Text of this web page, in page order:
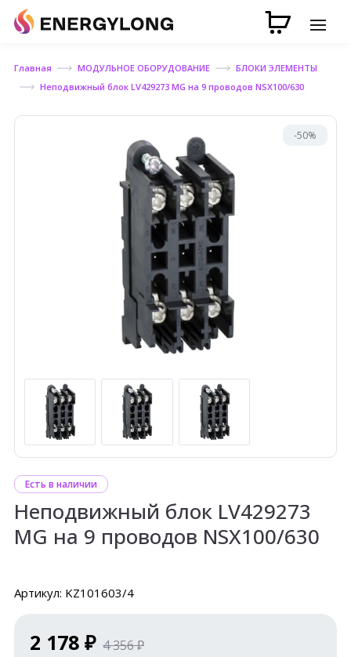
Главная МОДУЛЬНОЕ ОБОРУДОВАНИЕ
БЛОКИ ЭЛЕМЕНТЫ
Неподвижный блок LV429273 MG на 9 проводов NSX100/630
-50%
Есть в наличии
Неподвижный блок LV429273
MG на 9 проводов NSX100/630
Артикул: KZ101603/4
2 178 ₽ 4 356 ₽